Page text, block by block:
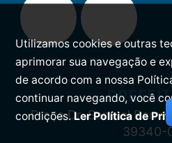
Praça Dr. Samuel
39340-
Utilizamos cookies e outras
aprimorar sua navegação e
de acordo com a nossa
continuar navegando, você
condições.Ler Política de